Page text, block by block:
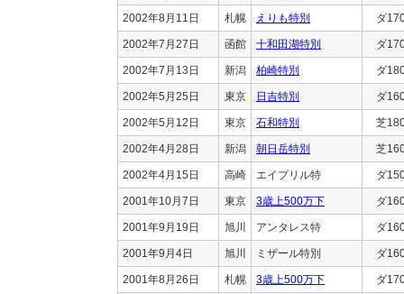
2002年8月11日 札幌 えりも特別 ダ
2002年7月27日 函館 十和田湖特別 ダ
2002年7月13日 新潟 柏崎特別 ダ
2002年5月25日 東京 日吉特別 ダ
2002年5月12日 東京 石和特別 芝
2002年4月28日 新潟 朝日岳特別 芝
2002年4月15日 高崎 エイプリル特 ダ
2001年10月7日 東京 3歳上500万下 ダ
2001年9月19日 旭川 アンタレス特 ダ
2001年9月4日 旭川 ミザール特別 ダ
2001年8月26日 札幌 3歳上500万下 ダ